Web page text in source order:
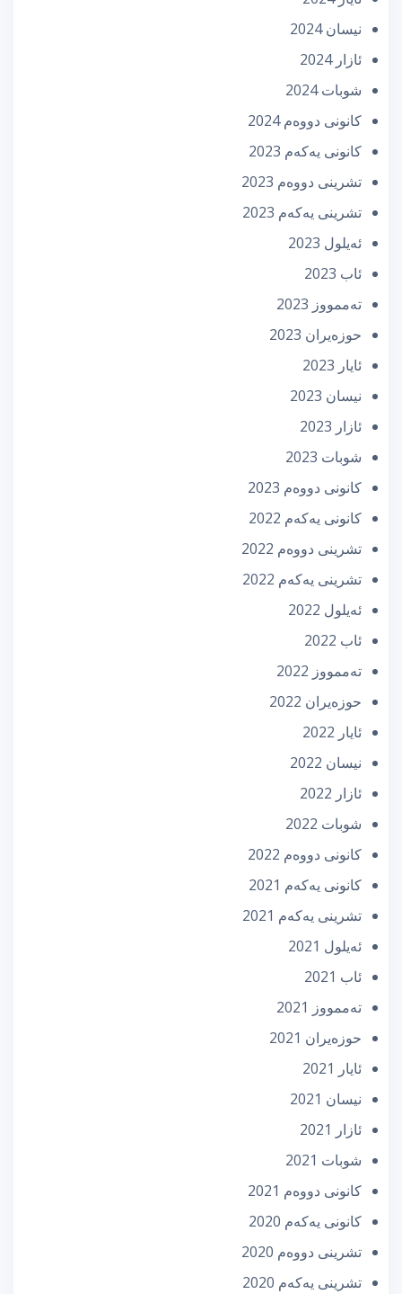
نیسان 2024
ئازار 2024
شوبات 2024
كانونی دووه‌م 2024
كانونی یه‌كه‌م 2023
تشرینی دووه‌م 2023
تشرینی یه‌كه‌م 2023
ئه‌یلول 2023
ئاب 2023
تەممووز 2023
حوزه‌یران 2023
ئایار 2023
نیسان 2023
ئازار 2023
شوبات 2023
كانونی دووه‌م 2023
كانونی یه‌كه‌م 2022
تشرینی دووه‌م 2022
تشرینی یه‌كه‌م 2022
ئه‌یلول 2022
ئاب 2022
تەممووز 2022
حوزه‌یران 2022
ئایار 2022
نیسان 2022
ئازار 2022
شوبات 2022
كانونی دووه‌م 2022
كانونی یه‌كه‌م 2021
تشرینی یه‌كه‌م 2021
ئه‌یلول 2021
ئاب 2021
تەممووز 2021
حوزه‌یران 2021
ئایار 2021
نیسان 2021
ئازار 2021
شوبات 2021
كانونی دووه‌م 2021
كانونی یه‌كه‌م 2020
تشرینی دووه‌م 2020
تشرینی یه‌كه‌م 2020